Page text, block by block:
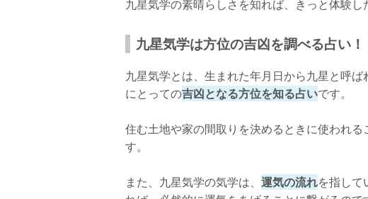
店舗詳細
店舗詳細
孫 萃香先生について
当たると有名な鑑定士に九星気学で占ってもらおう！
九星気学の素晴らしさを知れば、きっと体験し
九星気学は方位の吉凶を調べる占い！
九星気学とは、生まれた年月日から九星と呼
にとっての吉凶となる方位を知る占いです。
住む土地や家の間取りを決めるときに使われる
す。
また、九星気学の気学は、 運気の流れを指して